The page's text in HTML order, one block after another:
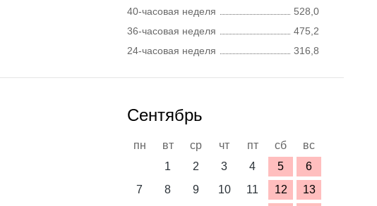
40-часовая неделя
528,0
36-часовая неделя
475,2
24-часовая неделя
316,8
Сентябрь
пн вт ср чт пт сб
вс
1
2 3 4 5
6
7
8 9 10 11 12
13